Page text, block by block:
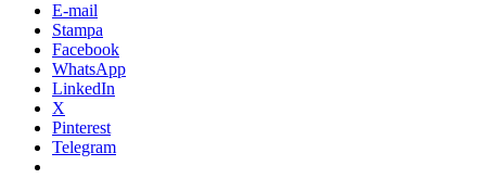
E-mail
Stampa
Facebook
WhatsApp
LinkedIn
X
Pinterest
Telegram